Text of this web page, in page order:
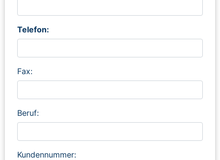
Telefon:
Fax:
Beruf:
Kundennummer: